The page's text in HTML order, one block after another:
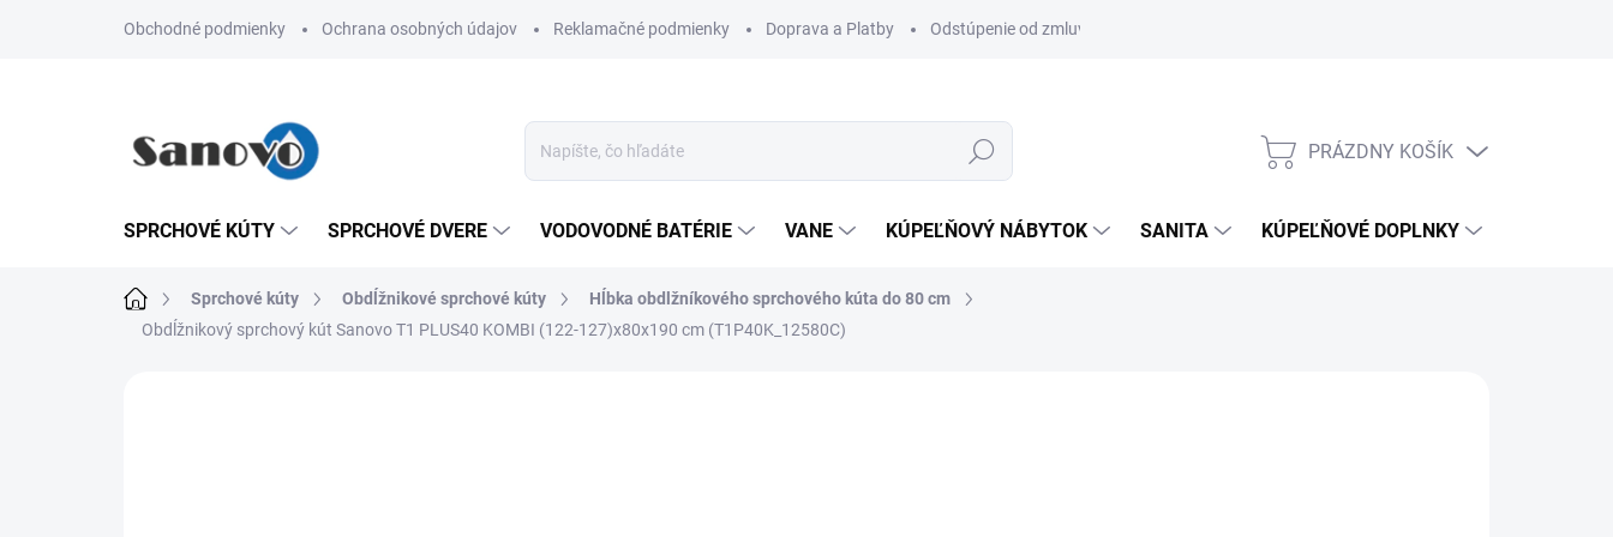
Obchodné podmienky Ochrana osobných údajov Reklamačné podmienky Doprava a Platby Odstúpenie od zmluvy
Hľadať
NÁKUPNÝ
PRÁZDNY KOŠÍK
SPRCHOVÉ KÚTY SPRCHOVÉ DVERE VODOVODNÉ BATÉRIE VANE KÚPEĽŇOVÝ NÁBYTOK SANITA KÚPEĽŇOVÉ DOPLNKY
DomovSprchové kúty Obdĺžnikové sprchové kúty
Hĺbka obdlžníkového sprchového kúta do 80 cm
Obdĺžnikový sprchový kút Sanovo T1 PLUS40 KOMBI (122-127)x80x190 cm (T1P40K_12580C)